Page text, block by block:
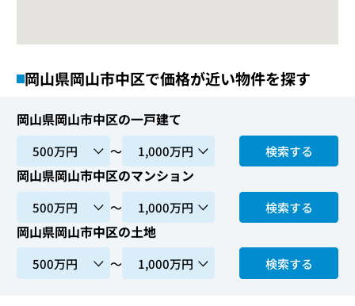
岡山県岡山市中区で価格が近い物件を探す
岡山県岡山市中区の一戸建て
〜 検索する
岡山県岡山市中区のマンション
〜 検索する
岡山県岡山市中区の土地
〜 検索する